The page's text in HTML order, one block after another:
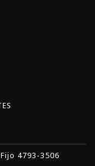
Fijo 4793-3506